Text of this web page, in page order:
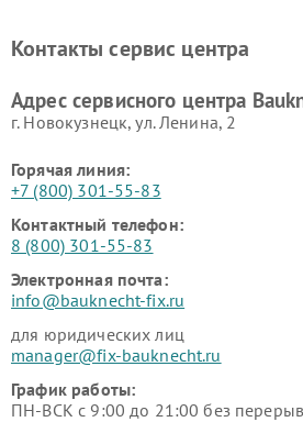
Контакты сервис центра
Адрес сервисного центра
г. Новокузнецк, ул. Ленина, 2
Горячая линия:
+7 (800) 301-55-83
Контактный телефон:
8 (800) 301-55-83
Электронная почта:
info@bauknecht-fix.ru
для юридических лиц
manager@fix-bauknecht.ru
График работы:
ПН-ВСК с 9:00 до 21:00 без